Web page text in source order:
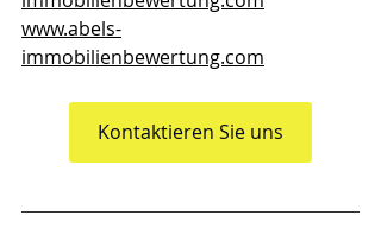
www.abels-
immobilienbewertung.com
Kontaktieren Sie uns